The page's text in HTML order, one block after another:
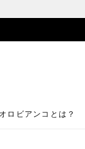
オロビアンコとは？